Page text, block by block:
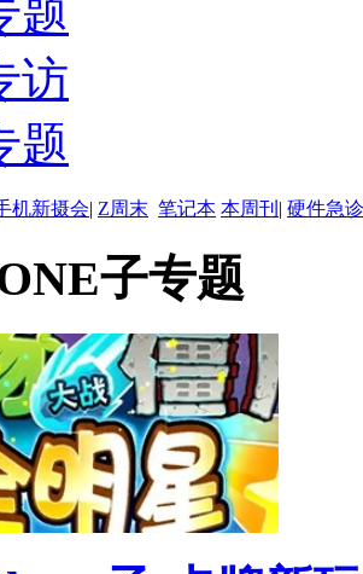
题
访
题
机新摄会| Z周末 笔记本 本周刊 | 硬件急
子专题